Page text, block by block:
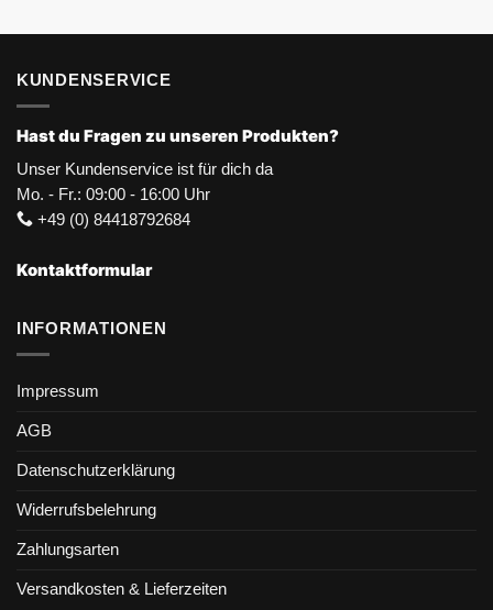
KUNDENSERVICE
Hast du Fragen zu unseren Produkten?
Unser Kundenservice ist für dich da
Mo. - Fr.: 09:00 - 16:00 Uhr
+49 (0) 84418792684
Kontaktformular
INFORMATIONEN
Impressum
AGB
Datenschutzerklärung
Widerrufsbelehrung
Zahlungsarten
Versandkosten & Lieferzeiten